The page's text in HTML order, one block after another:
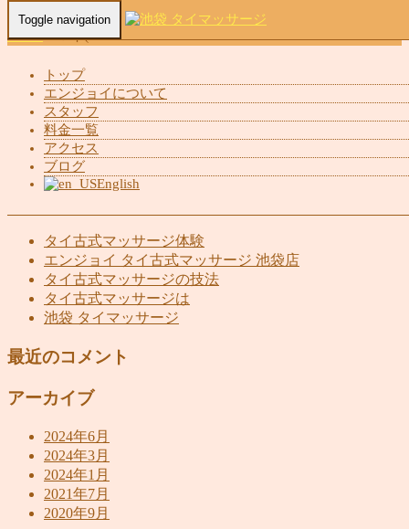
Toggle navigation
トップ
エンジョイについて
スタッフ
料金一覧
アクセス
ブログ
English
Home-マイ(…
マイ(Mai)池袋 タイマッサージ エンジョイ
タイ古式マッサージ体験
エンジョイ タイ古式マッサージ 池袋店
タイ古式マッサージの技法
タイ古式マッサージは
池袋 タイマッサージ
最近のコメント
アーカイブ
2024年6月
2024年3月
2024年1月
2021年7月
2020年9月